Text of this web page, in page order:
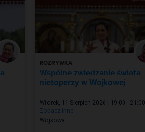
ROZRYWKA
Wspólne zwiedzanie świata
nietoperzy w Wojkowej
Wtorek, 11 Sierpień 2026 | 19:00 - 21:00
Zobacz inne
Wojkowa